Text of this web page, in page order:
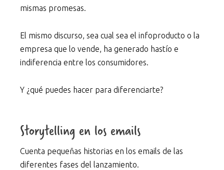
mismas promesas.
El mismo discurso, sea cual sea el infoproducto o la
empresa que lo vende, ha generado hastío e
indiferencia entre los consumidores.
Y ¿qué puedes hacer para diferenciarte?
Storytelling en los emails
Cuenta pequeñas historias en los emails de las
diferentes fases del lanzamiento.